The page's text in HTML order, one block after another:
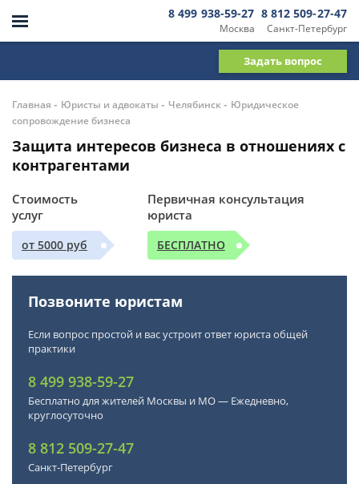
Москва
8 499 938-59-27
Санкт-Петербург
8 812 509-27-47
Задать вопрос
Главная - Юристы и адвокаты - Челябинск- Юридическое
сопровождение бизнеса
Защита интересов бизнеса в отношениях с
контрагентами
Стоимость
услуг
от 5000 руб
Первичная консультация
юриста
БЕСПЛАТНО
Позвоните юристам
Если вопрос простой и вас устроит ответ юриста общей
практики
8 499 938-59-27
Бесплатно для жителей Москвы и МО — Ежедневно,
круглосуточно
8 812 509-27-47
Санкт-Петербург